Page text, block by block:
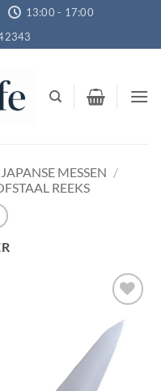
13:00 - 17:00
MESSEN /
REEKS
Toevoegen
aan
verlanglijst